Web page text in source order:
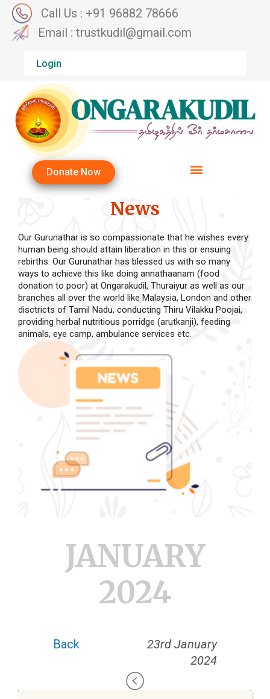
Call Us : +91 96882 78666
Email : trustkudil@gmail.com
Login
Donate Now
News
Our Gurunathar is so compassionate that he wishes every
human being should attain liberation in this or ensuing
rebirths. Our Gurunathar has blessed us with so many
ways to achieve this like doing annathaanam (food
donation to poor) at Ongarakudil, Thuraiyur as well as our
branches all over the world like Malaysia, London and other
disctricts of Tamil Nadu, conducting Thiru Vilakku Poojai,
providing herbal nutritious porridge (arutkanji), feeding
animals, eye camp, ambulance services etc.
JANUARY
2024
Back
23rd January
2024